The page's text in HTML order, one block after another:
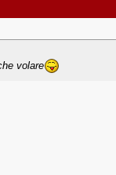
volare